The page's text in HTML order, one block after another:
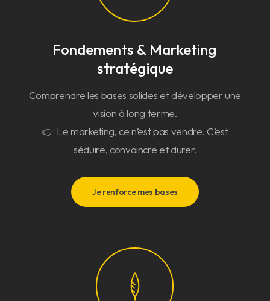
Fondements & Marketing
stratégique
Comprendre les bases solides et développer une
vision à long terme.
👉 Le marketing, ce n’est pas vendre. C’est
séduire, convaincre et durer.
Je renforce mes bases